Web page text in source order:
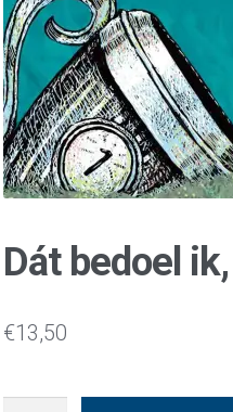
Dát bedoel
€13,50